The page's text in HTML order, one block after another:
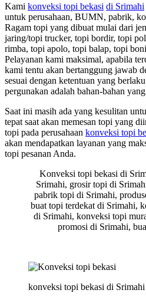
Kami konveksi topi bekasi di Srimahi
untuk perusahaan, BUMN, pabrik,
Ragam topi yang dibuat mulai dari
jaring/topi trucker, topi bordir, topi
rimba, topi apolo, topi balap, topi
Pelayanan kami maksimal, apabila
kami tentu akan bertanggung jawab
sesuai dengan ketentuan yang
pergunakan adalah bahan-bahan
Saat ini masih ada yang kesulitan
tepat saat akan memesan topi yang
topi pada perusahaan konveksi topi
akan mendapatkan layanan yang
topi pesanan Anda.
Konveksi topi bekasi di
Srimahi, grosir topi di
pabrik topi di Srimahi,
buat topi terdekat di Srimahi,
di Srimahi, konveksi topi
promosi di Srimahi,
konveksi topi bekasi di Srimahi